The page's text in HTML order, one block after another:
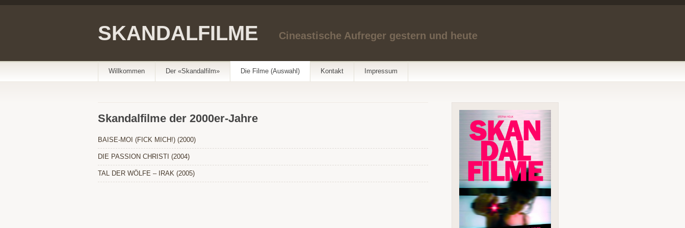
SKANDALFILME Cineastische Aufreger gestern und heute
Willkommen Der «Skandalfilm» Die Filme (Auswahl) Kontakt Impressum
Skandalfilme der 2000er-Jahre
BAISE-MOI (FICK MICH!) (2000)
DIE PASSION CHRISTI (2004)
TAL DER WÖLFE – IRAK (2005)